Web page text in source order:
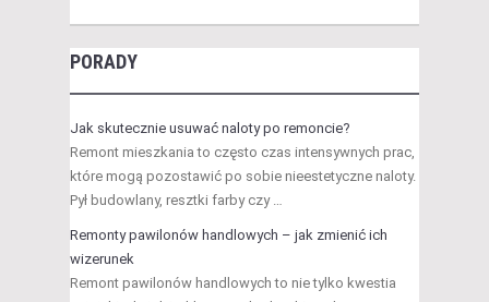
PORADY
Jak skutecznie usuwać naloty po remoncie?
Remont mieszkania to często czas intensywnych prac,
które mogą pozostawić po sobie nieestetyczne naloty.
Pył budowlany, resztki farby czy …
Remonty pawilonów handlowych – jak zmienić ich
wizerunek
Remont pawilonów handlowych to nie tylko kwestia